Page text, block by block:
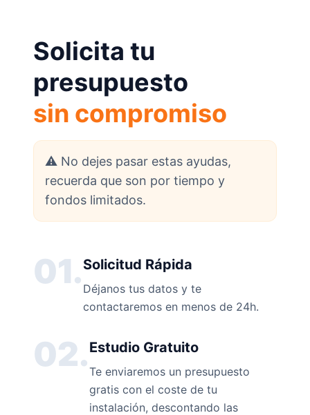
Solicita tu
presupuesto
sin compromiso
⚠️ No dejes pasar estas ayudas,
recuerda que son por tiempo y
fondos limitados.
01.Solicitud Rápida
Déjanos tus datos y te
contactaremos en menos de 24h.
02.Estudio Gratuito
Te enviaremos un presupuesto
gratis con el coste de tu
instalación, descontando las